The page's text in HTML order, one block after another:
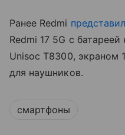
Ранее Redmi
Redmi 17 5G с
Unisoc T8300, экраном
для наушников.
смартфоны